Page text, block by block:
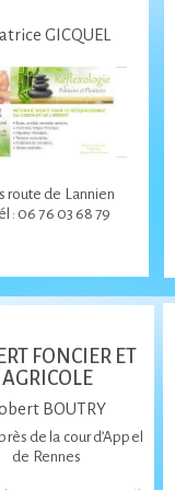
GICQUEL
route de Lannien
: 06 76 03 68 79
FONCIER ET
AGRICOLE
BOUTRY
de la cour d’Appel
de Rennes